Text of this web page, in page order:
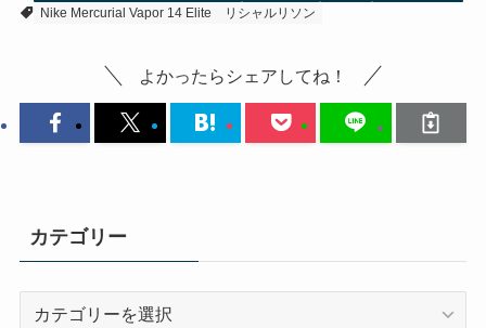
Nike Mercurial Vapor 14 Elite
リシャルリソン
よかったらシェアしてね！
カテゴリー